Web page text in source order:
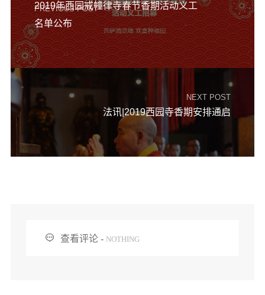
PREVIOUS POST
2019年西园戒幢律寺春节香期活动义工
名单公布
NEXT POST
法讯|2019西园寺香期安排通启
 查看评论 - NOTHING